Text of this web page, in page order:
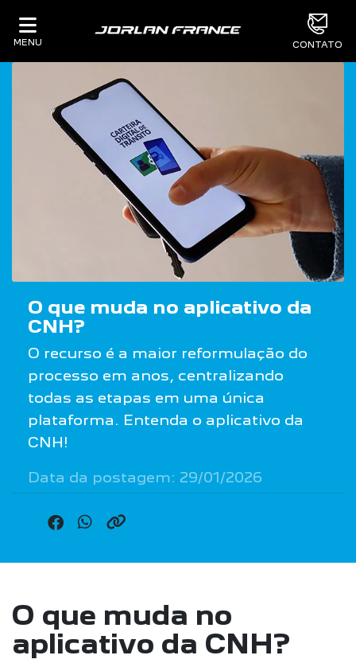
MENU CONTATO
O que muda no aplicativo da
CNH?
O recurso é a maior reformulação do
processo em anos, centralizando
todas as etapas em uma única
plataforma. Entenda o aplicativo da
CNH!
Data da postagem: 29/01/2026
O que muda no
aplicativo da CNH?